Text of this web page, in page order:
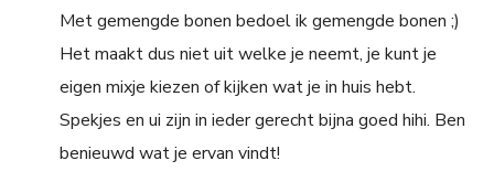
Met gemengde bonen bedoel ik gemengde bonen ;)
Het maakt dus niet uit welke je neemt, je kunt je
eigen mixje kiezen of kijken wat je in huis hebt.
Spekjes en ui zijn in ieder gerecht bijna goed hihi. Ben
benieuwd wat je ervan vindt!